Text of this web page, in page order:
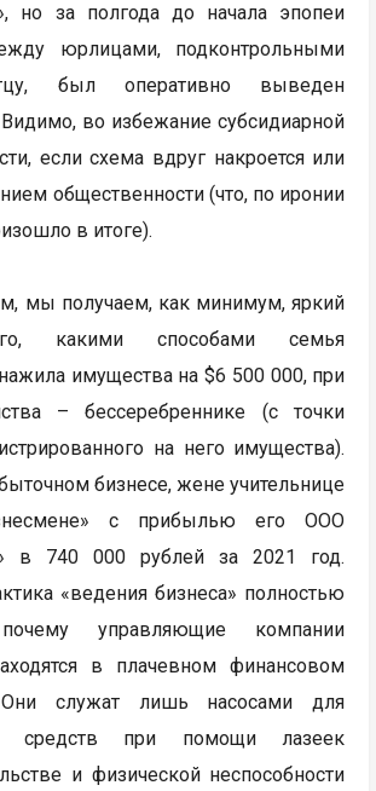
но за полгода до начала эпопеи
юрлицами, подконтрольными
был оперативно выведен
во избежание субсидиарной
если схема вдруг накроется или
общественности (что, по иронии
в итоге).
мы получаем, как минимум, яркий
какими способами семья
имущества на $6 500 000, при
– бессеребреннике (с точки
на него имущества).
бизнесе, жене учительнице
с прибылью его ООО
в 740 000 рублей за 2021 год.
«ведения бизнеса» полностью
управляющие компании
в плачевном финансовом
Они служат лишь насосами для
средств при помощи лазеек
и физической неспособности